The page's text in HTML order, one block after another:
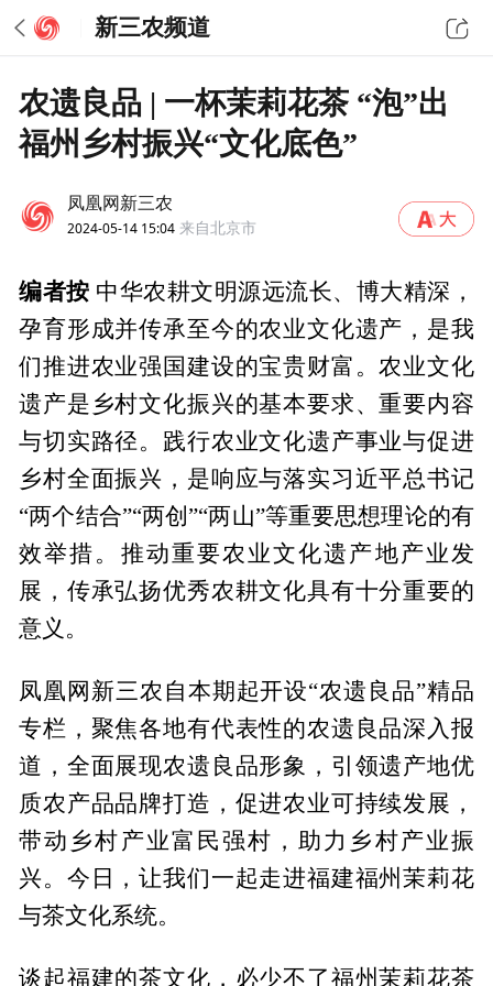
新三农频道
农遗良品 | 一杯茉莉花茶 “泡”出
福州乡村振兴“文化底色”
凤凰网新三农
2024-05-14 15:04 来自北京市
编者按 中华农耕文明源远流长、博大精深，
孕育形成并传承至今的农业文化遗产，是我
们推进农业强国建设的宝贵财富。农业文化
遗产是乡村文化振兴的基本要求、重要内容
与切实路径。践行农业文化遗产事业与促进
乡村全面振兴，是响应与落实习近平总书记
“两个结合”“两创”“两山”等重要思想理论的有
效举措。推动重要农业文化遗产地产业发
展，传承弘扬优秀农耕文化具有十分重要的
意义。
凤凰网新三农自本期起开设“农遗良品”精品
专栏，聚焦各地有代表性的农遗良品深入报
道，全面展现农遗良品形象，引领遗产地优
质农产品品牌打造，促进农业可持续发展，
带动乡村产业富民强村，助力乡村产业振
兴。今日，让我们一起走进福建福州茉莉花
与茶文化系统。
谈起福建的茶文化，必少不了福州茉莉花茶